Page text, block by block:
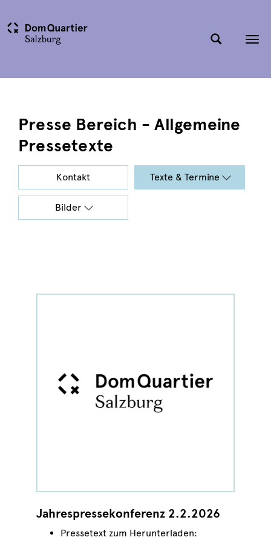
Presse Bereich - Allgemeine
Pressetexte
Kontakt Texte & Termine
Bilder
Jahrespressekonferenz 2.2.2026
Pressetext zum Herunterladen: